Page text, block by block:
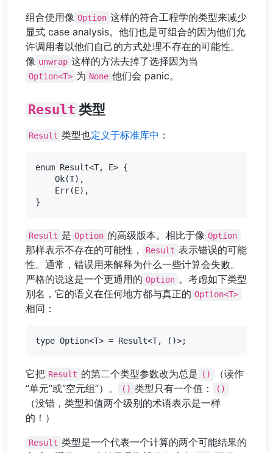
组合使用像 Option 这样的符合工程学的类型来减少
显式 case analysis。他们也是可组合的因为他们允
许调用者以他们自己的方式处理不存在的可能性。
像 unwrap 这样的方法去掉了选择因为当
Option<T> 为 None 他们会 panic。
Result 类型
Result 类型也定义于标准库中 ：
enum Result<T, E> {
    Ok(T),
    Err(E),
Result 是 Option 的高级版本。相比于像 Option
那样表示不存在的可能性， Result 表示错误的可能
性。通常，错误用来解释为什么一些计算会失败。
严格的说这是一个更通用的 Option 。考虑如下类型
别名，它的语义在任何地方都与真正的 Option<T>
相同：
它把 Result 的第二个类型参数改为总是 ()
（读作
“单元”或“空元组”）。
() 类型只有一个值： ()
（没错，类型和值两个级别的术语表示是一样
的！）
Result 类型是一个代表一个计算的两个可能结果的